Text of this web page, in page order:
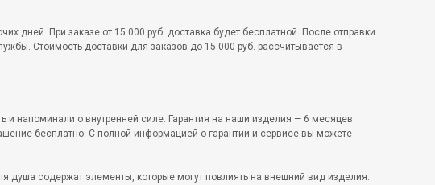
дней. При заказе от 15 000 руб. доставка будет бесплатной. После отправки
Стоимость доставки для заказов до 15 000 руб. рассчитывается в
и напоминали о внутренней силе. Гарантия на наши изделия — 6 месяцев.
бесплатно. С полной информацией о гарантии и сервисе вы можете
содержат элементы, которые могут повлиять на внешний вид изделия.